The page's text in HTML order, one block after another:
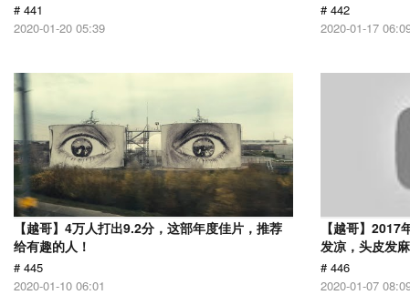
# 441
2020-01-20 05:39
# 442
2020-01-17
【越哥】4万人打出9.2分，这部年度佳片，推荐
给有趣的人！
# 445
2020-01-10 06:01
【越哥】2017
发凉，头皮发麻
# 446
2020-01-07